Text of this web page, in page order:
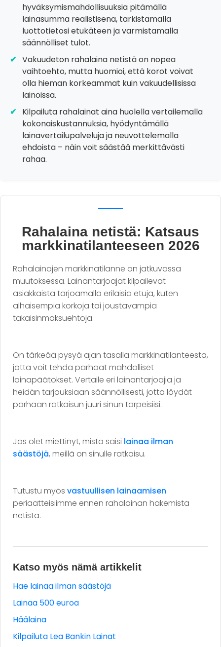
hyväksymismahdollisuuksia pitämällä
lainasumma realistisena, tarkistamalla
luottotietosi etukäteen ja varmistamalla
säännölliset tulot.
Vakuudeton rahalaina netistä on nopea
vaihtoehto, mutta huomioi, että korot voivat
olla hieman korkeammat kuin vakuudellisissa
lainoissa.
Kilpailuta rahalainat aina huolella vertailemalla
kokonaiskustannuksia, hyödyntämällä
lainavertailupalveluja ja neuvottelemalla
ehdoista – näin voit säästää merkittävästi
rahaa.
Rahalaina netistä: Katsaus
markkinatilanteeseen 2026
Rahalainojen markkinatilanne on jatkuvassa
muutoksessa. Lainantarjoajat kilpailevat
asiakkaista tarjoamalla erilaisia etuja, kuten
alhaisempia korkoja tai joustavampia
takaisinmaksuehtoja.
On tärkeää pysyä ajan tasalla markkinatilanteesta,
jotta voit tehdä parhaat mahdolliset
lainapäätökset. Vertaile eri lainantarjoajia ja
heidän tarjouksiaan säännöllisesti, jotta löydät
parhaan ratkaisun juuri sinun tarpeisiisi.
Jos olet miettinyt, mistä saisi lainaa ilman
säästöjä, meillä on sinulle ratkaisu.
Tutustu myös vastuullisen lainaamisen
periaatteisiimme ennen rahalainan hakemista
netistä.
Katso myös nämä artikkelit
Hae lainaa ilman säästöjä
Lainaa 500 euroa
Häälaina
Kilpailuta Lea Bankin Lainat